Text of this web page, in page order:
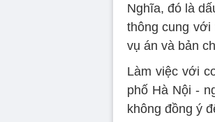
Nghĩa, đó là
thông cung với
vụ án và bản
Làm việc với
phố Hà Nội -
không đồng ý